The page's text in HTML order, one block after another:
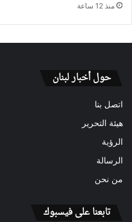
منذ 12 ساعة
حول أخبار لبنان
اتصل بنا
هيئة التحرير
الرؤية
الرسالة
من نحن
تابعنا على فيسبوك